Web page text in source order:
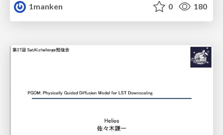
1manken
0 180